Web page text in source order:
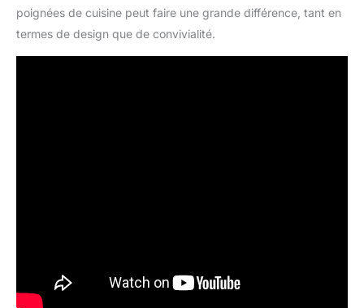
poignées de cuisine peut faire une grande différence, tant en
termes de design que de convivialité.